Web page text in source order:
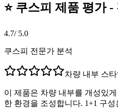
⭐ 쿠스피 제품 평가
4.7/ 5.0
쿠스피 전문가 분석
차량 내부 스
이 제품은 차량 내부를 개성있
한 환경을 조성합니다. 1+1 구